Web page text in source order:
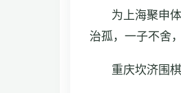
为上海聚申
治孤，一子不舍
重庆坎济围